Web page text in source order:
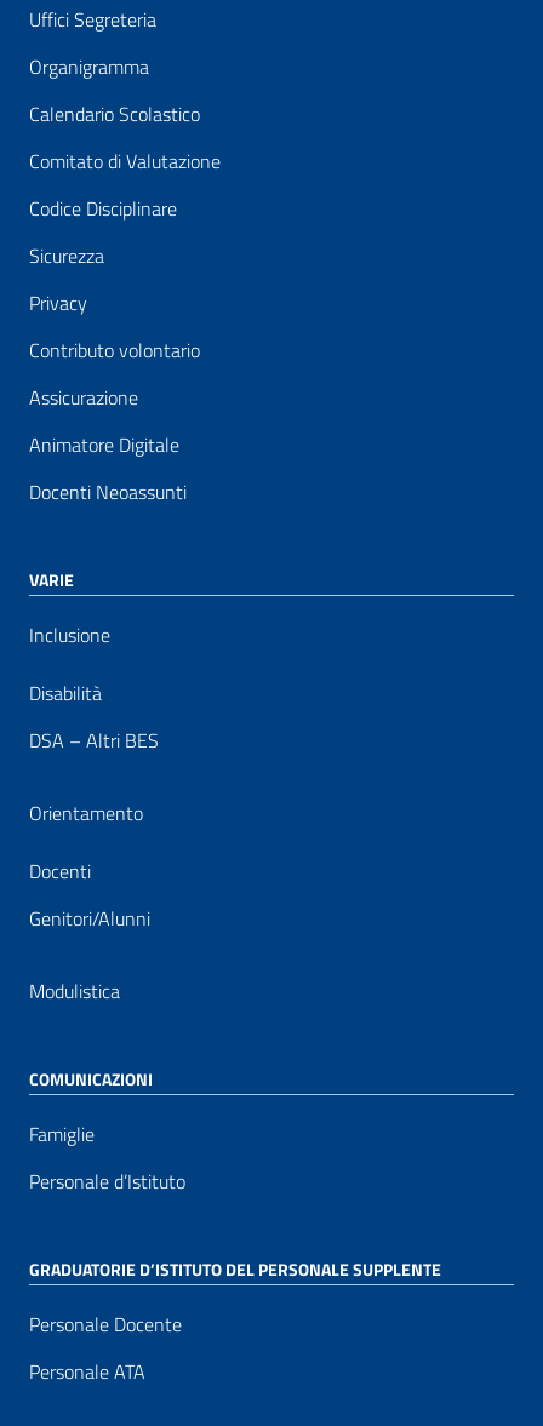
Uffici Segreteria
Organigramma
Calendario Scolastico
Comitato di Valutazione
Codice Disciplinare
Sicurezza
Privacy
Contributo volontario
Assicurazione
Animatore Digitale
Docenti Neoassunti
VARIE
Inclusione
Disabilità
DSA – Altri BES
Orientamento
Docenti
Genitori/Alunni
Modulistica
COMUNICAZIONI
Famiglie
Personale d’Istituto
GRADUATORIE D’ISTITUTO DEL PERSONALE SUPPLENTE
Personale Docente
Personale ATA